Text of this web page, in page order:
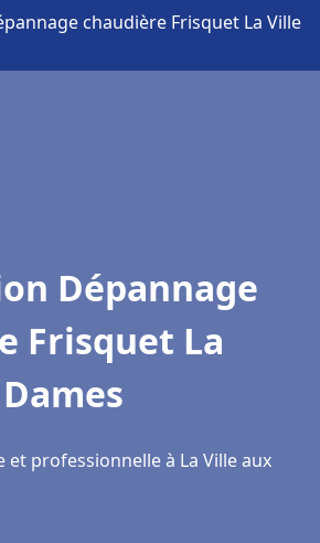
chaudière Frisquet La Ville
Dépannage
Frisquet La
professionnelle à La Ville aux